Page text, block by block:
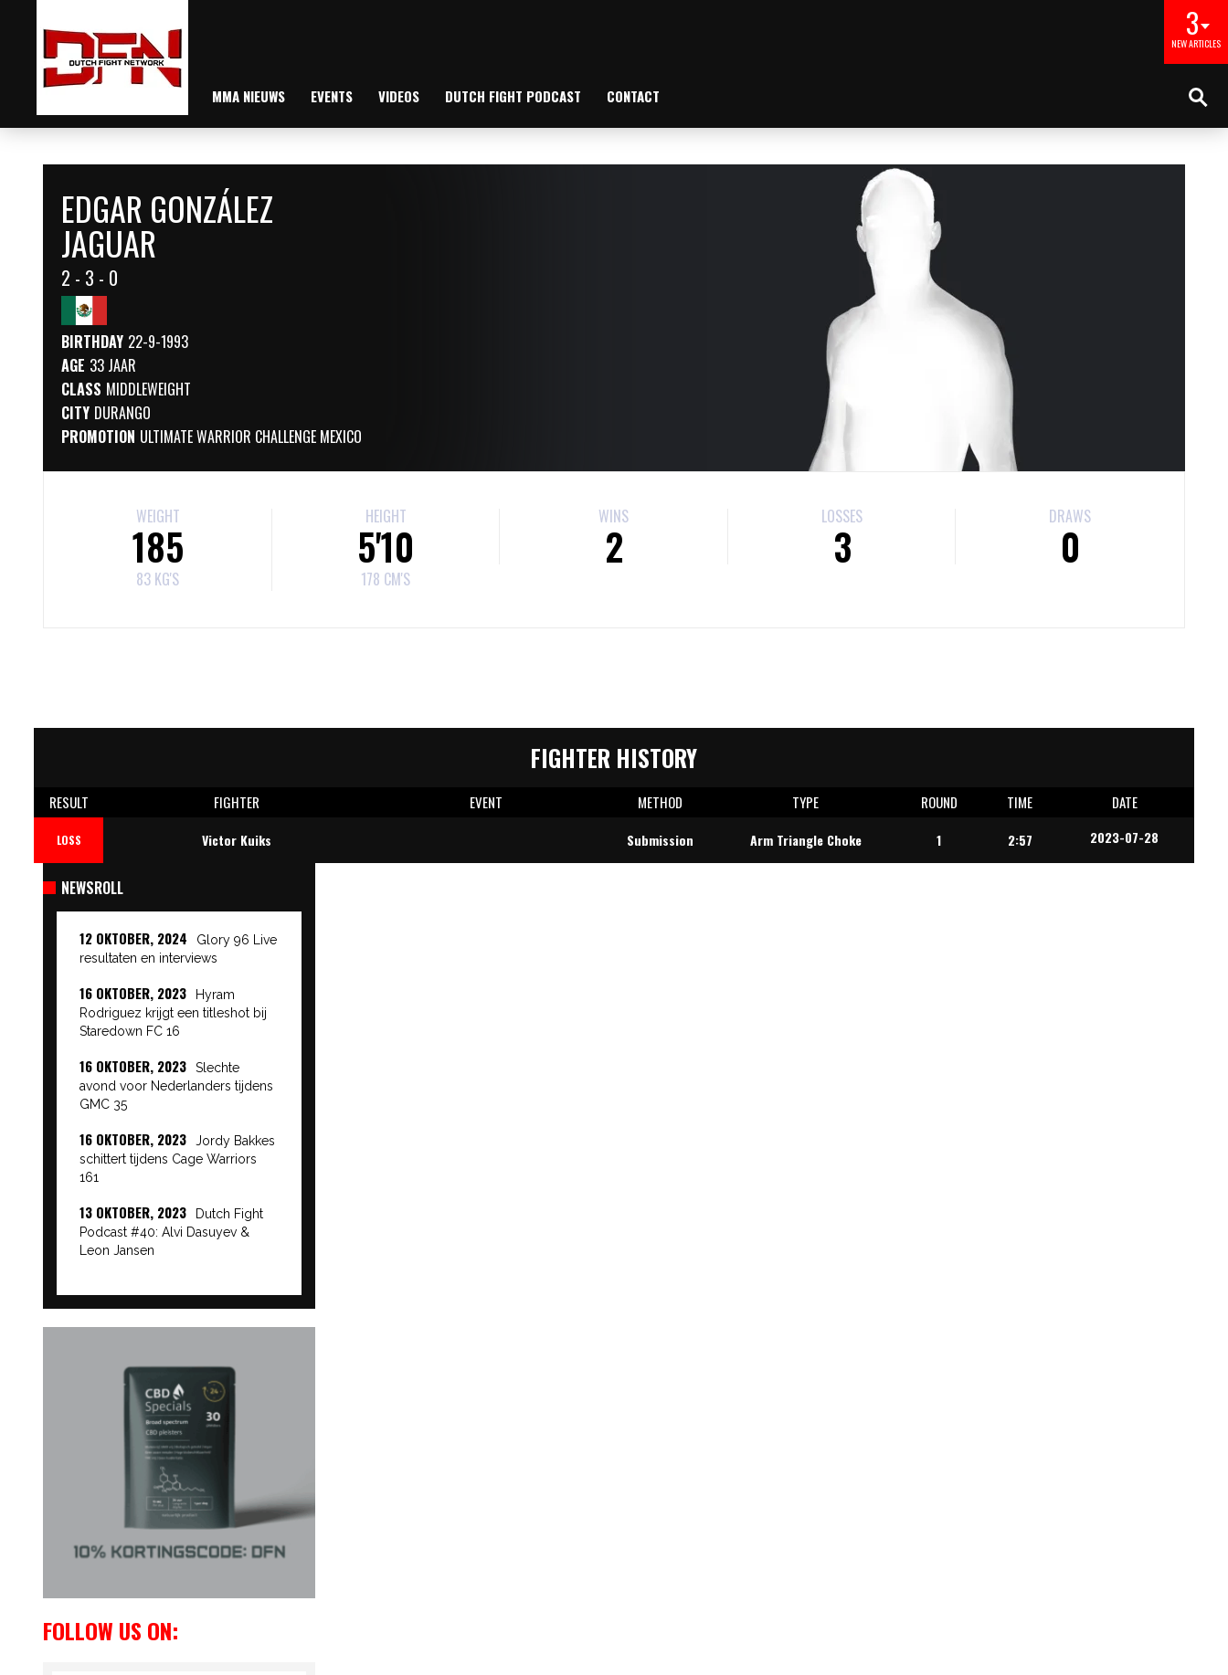
3
NEW ARTICLES
MMA NIEUWS EVENTS VIDEOS DUTCH FIGHT PODCAST CONTACT
EDGAR GONZÁLEZ
JAGUAR
2 - 3 - 0
BIRTHDAY 22-9-1993
AGE 33 JAAR
CLASS MIDDLEWEIGHT
CITY DURANGO
PROMOTION ULTIMATE WARRIOR CHALLENGE MEXICO
WEIGHT
185
83 KG'S
HEIGHT
5'10
178 CM'S
WINS
2
LOSSES
3
DRAWS
0
FIGHTER HISTORY
RESULT FIGHTER EVENT METHOD TYPE ROUND TIME DATE
LOSS Victor Kuiks Submission Arm Triangle Choke 1 2:57 2023-07-28
NEWSROLL
12 OKTOBER, 2024
Glory 96 Live
resultaten en interviews
16 OKTOBER, 2023
Hyram
Rodriguez krijgt een titleshot bij
Staredown FC 16
16 OKTOBER, 2023
Slechte
avond voor Nederlanders tijdens
GMC 35
16 OKTOBER, 2023
Jordy Bakkes
schittert tijdens Cage Warriors
161
13 OKTOBER, 2023
Dutch Fight
Podcast #40: Alvi Dasuyev &
Leon Jansen
FOLLOW US ON: